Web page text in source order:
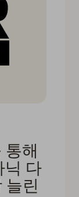
통해
닉 다
늘린